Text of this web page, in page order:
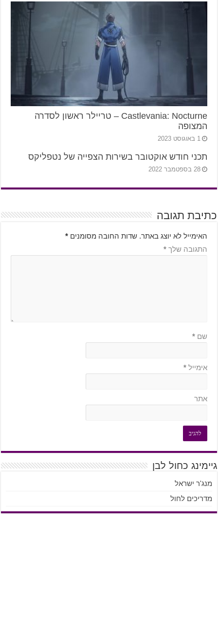
Castlevania: Nocturne – טריילר ראשון לסדרה
המצופה
1 באוגוסט 2023
תכני חודש אוקטובר בשירות הצפייה של נטפליקס
28 בספטמבר 2022
כתיבת תגובה
האימייל לא יוצג באתר. שדות החובה מסומנים *
התגובה שלך *
שם *
אימייל *
אתר
גיימינג כחול לבן
מנג'ר ישראל
מדריכים לחול